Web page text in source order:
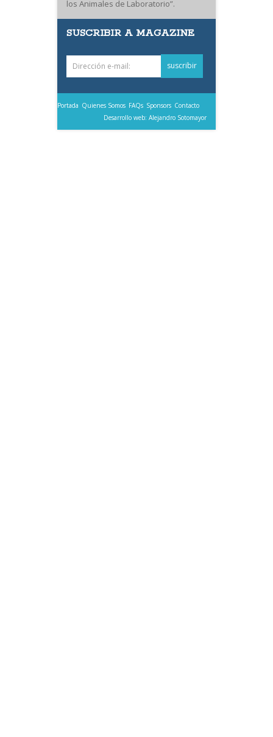
los Animales de Laboratorio”.
SUSCRIBIR A MAGAZINE
Portada Quienes Somos FAQs Sponsors Contacto
Desarrollo web: Alejandro Sotomayor